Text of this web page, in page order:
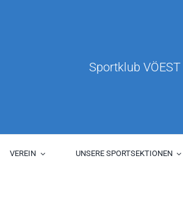
Sportklub
VEREIN UNSERE SPORTSEKTIONEN